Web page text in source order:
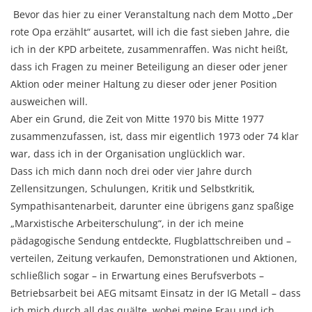
Bevor das hier zu einer Veranstaltung nach dem Motto „Der
rote Opa erzählt“ ausartet, will ich die fast sieben Jahre, die
ich in der KPD arbeitete, zusammenraffen. Was nicht heißt,
dass ich Fragen zu meiner Beteiligung an dieser oder jener
Aktion oder meiner Haltung zu dieser oder jener Position
ausweichen will.
Aber ein Grund, die Zeit von Mitte 1970 bis Mitte 1977
zusammenzufassen, ist, dass mir eigentlich 1973 oder 74 klar
war, dass ich in der Organisation unglücklich war.
Dass ich mich dann noch drei oder vier Jahre durch
Zellensitzungen, Schulungen, Kritik und Selbstkritik,
Sympathisantenarbeit, darunter eine übrigens ganz spaßige
„Marxistische Arbeiterschulung“, in der ich meine
pädagogische Sendung entdeckte, Flugblattschreiben und –
verteilen, Zeitung verkaufen, Demonstrationen und Aktionen,
schließlich sogar – in Erwartung eines Berufsverbots –
Betriebsarbeit bei AEG mitsamt Einsatz in der IG Metall – dass